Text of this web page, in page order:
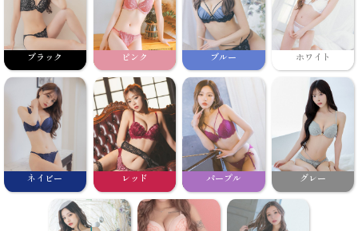
ブラック ピンク ブルー ホワイト
ネイビー レッド パープル グレー